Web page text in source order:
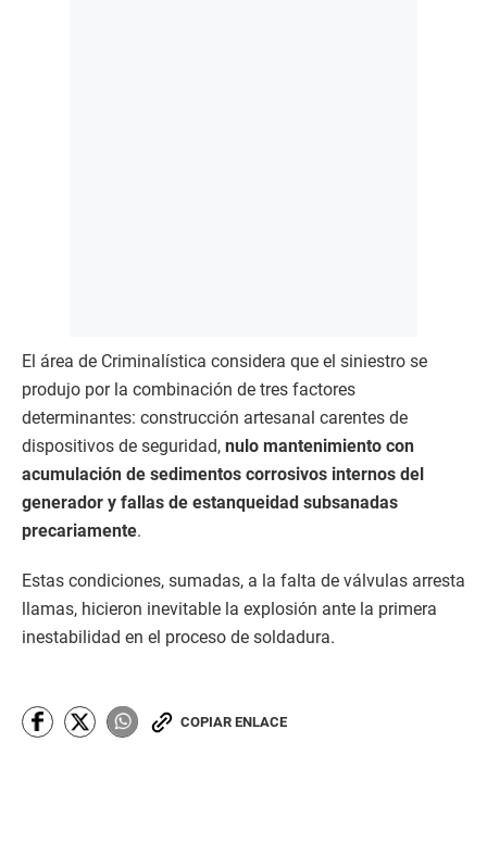
El área de Criminalística considera que el siniestro se
produjo por la combinación de tres factores
determinantes: construcción artesanal carentes de
dispositivos de seguridad, nulo mantenimiento con
acumulación de sedimentos corrosivos internos del
generador y fallas de estanqueidad subsanadas
precariamente.
Estas condiciones, sumadas, a la falta de válvulas arresta
llamas, hicieron inevitable la explosión ante la primera
inestabilidad en el proceso de soldadura.
COPIAR ENLACE